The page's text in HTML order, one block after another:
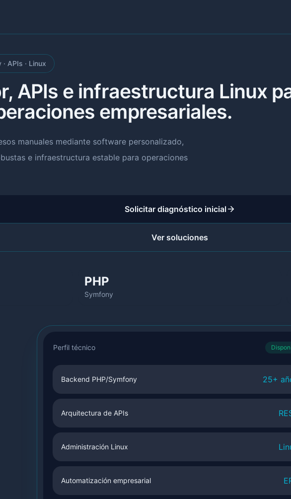
APIs · Linux
APIs e infraestructura Linux
empresariales.
manuales mediante software personalizado,
e infraestructura estable para operaciones
Solicitar diagnóstico inicial
Ver soluciones
PHP
Symfony
Perfil técnico
Backend PHP/Symfony 25+
Arquitectura de APIs
Administración Linux
Automatización empresarial